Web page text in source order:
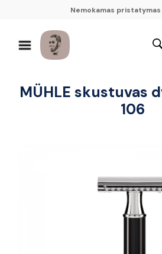
Nemokamas
MÜHLE skustuvas
106